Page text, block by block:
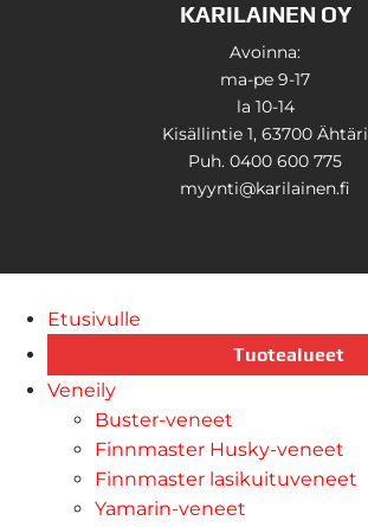
KARILAINEN OY
Avoinna:
ma-pe 9-17
la 10-14
Kisällintie 1, 63700 Ähtäri
Puh. 0400 600 775
myynti@karilainen.fi
Etusivulle
Tuotealueet
Veneily
Buster-veneet
Finnmaster Husky-veneet
Finnmaster lasikuituveneet
Yamarin-veneet